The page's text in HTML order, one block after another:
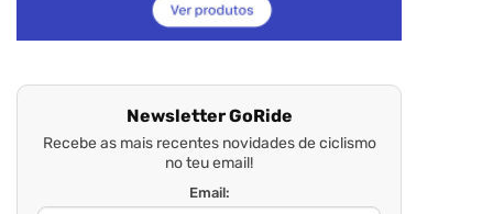
Newsletter GoRide
Recebe as mais recentes novidades de ciclismo
no teu email!
Email: